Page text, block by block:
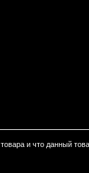
и что данный